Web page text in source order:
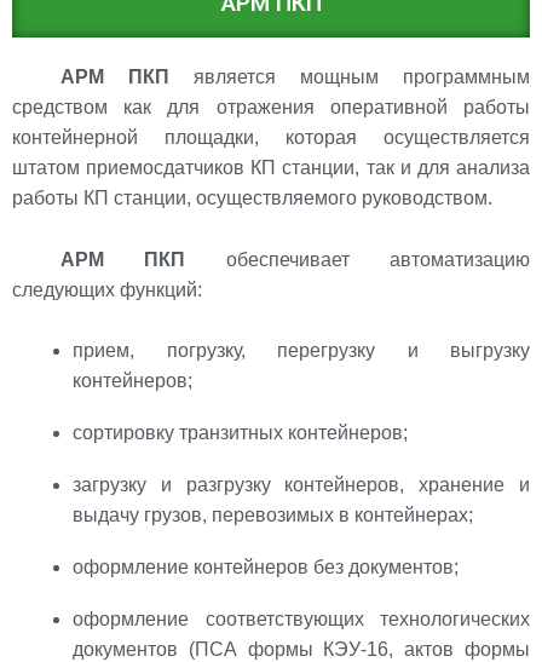
АРМ ПКП
является мощным программным
средством как для отражения оперативной работы
контейнерной площадки, которая осуществляется
штатом приемосдатчиков КП станции, так и для анализа
работы КП станции, осуществляемого руководством.
АРМ ПКП
обеспечивает автоматизацию
следующих функций:
прием, погрузку, перегрузку и выгрузку
контейнеров;
сортировку транзитных контейнеров;
загрузку и разгрузку контейнеров, хранение и
выдачу грузов, перевозимых в контейнерах;
оформление контейнеров без документов;
оформление соответствующих технологических
документов (ПСА формы КЭУ-16, актов формы